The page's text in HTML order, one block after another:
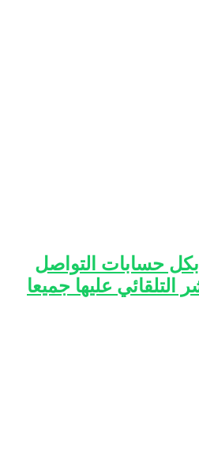
حسابات التواصل
التلقائي عليها جميعا